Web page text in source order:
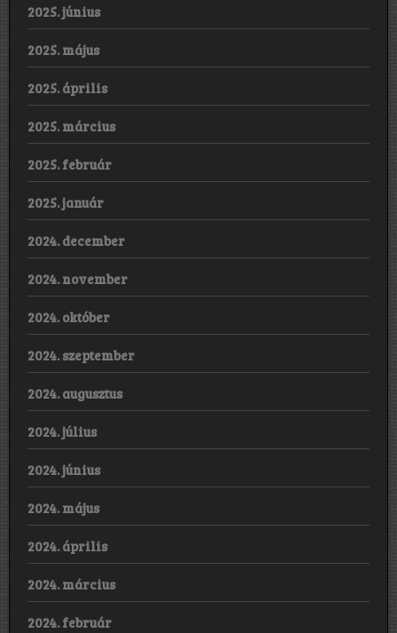
2025. június
2025. május
2025. április
2025. március
2025. február
2025. január
2024. december
2024. november
2024. október
2024. szeptember
2024. augusztus
2024. július
2024. június
2024. május
2024. április
2024. március
2024. február